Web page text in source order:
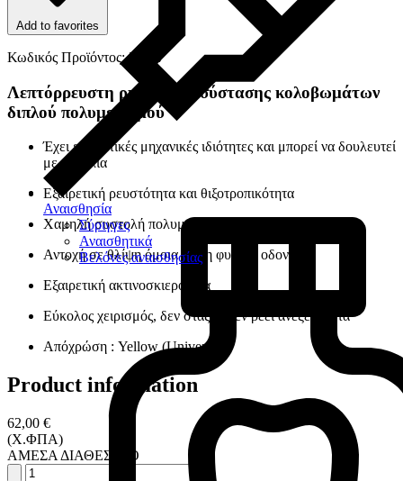
Αναισθησία
Σύριγγες
Αναισθητικά
Βελόνες αναισθησίας
Add to favorites
Κωδικός Προϊόντος: 20477
Λεπτόρρευστη ρητίνη ανασύστασης κολοβωμάτων
διπλού πολυμερισμού
Έχει εξαιρετικές μηχανικές ιδιότητες και μπορεί να δουλευτεί
με ευκολία
Εξαιρετική ρευστότητα και θιξοτροπικότητα
Χαμηλή συστολή πολυμερισμού
Αντοχή σε θλίψη όμοια με τη φυσική οδοντίνη
Εξαιρετική ακτινοσκιερότητα
Eύκολος χειρισμός, δεν στάζει, δεν ρέει ανεξέλεγκτα
Απόχρώση : Yellow (Universal)
Product information
62,00 €
(Χ.ΦΠΑ)
ΑΜΕΣΑ ΔΙΑΘΕΣΙΜΟ